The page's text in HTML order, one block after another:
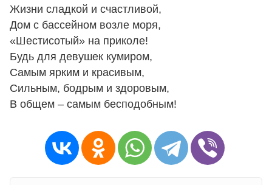
Жизни сладкой и счастливой,
Дом с бассейном возле моря,
«Шестисотый» на приколе!
Будь для девушек кумиром,
Самым ярким и красивым,
Сильным, бодрым и здоровым,
В общем – самым бесподобным!